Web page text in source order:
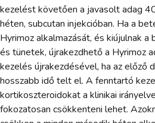
kezelést követően a javasolt adag
héten, subcutan injekcióban. Ha a
Hyrimoz alkalmazását, és kiújulnak
és tünetek, újrakezdhető a Hyrimoz
kezelés újrakezdésével, ha az előző
hosszabb idő telt el. A fenntartó
kortikoszteroidokat a klinikai
fokozatosan csökkenteni lehet.